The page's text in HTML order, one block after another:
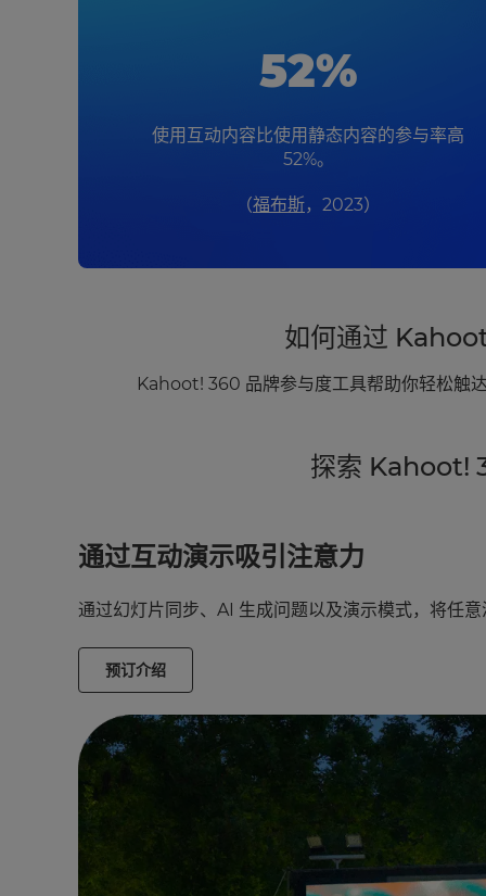
52%
使用互动内容比使用静态内容的参与率高
52%。
（福布斯，2023）
如何通过
Kahoot! 360 品牌参与度工具帮助你轻松触
探索 Kahoot!
通过互动演示吸引注意力
通过幻灯片同步、AI 生成问题以及演示模式，将任
预订介绍